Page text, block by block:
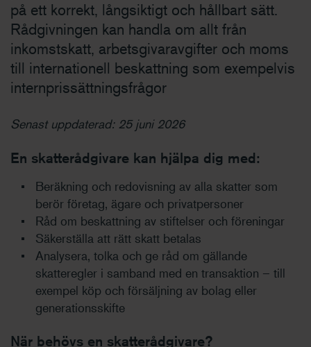
på ett korrekt, långsiktigt och hållbart sätt.
Rådgivningen kan handla om allt från
inkomstskatt, arbetsgivaravgifter och moms
till internationell beskattning som exempelvis
internprissättningsfrågor
Senast uppdaterad: 25 juni 2026
En skatterådgivare kan hjälpa dig med:
Beräkning och redovisning av alla skatter som
berör företag, ägare och privatpersoner
Råd om beskattning av stiftelser och föreningar
Säkerställa att rätt skatt betalas
Analysera, tolka och ge råd om gällande
skatteregler i samband med en transaktion – till
exempel köp och försäljning av bolag eller
generationsskifte
När behövs en skatterådgivare?